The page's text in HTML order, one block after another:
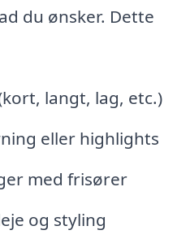
du ønsker. Dette
langt, lag, etc.)
eller highlights
med frisører
og styling